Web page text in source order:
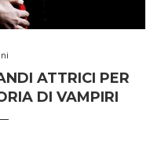
ATTRICI PER
DI VAMPIRI